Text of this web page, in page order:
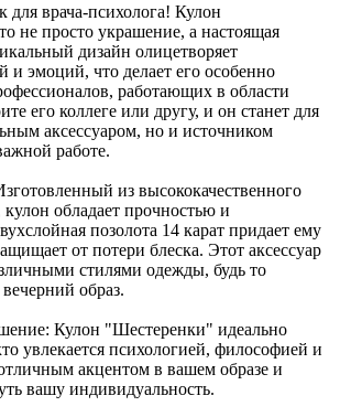
для врача-психолога! Кулон
не просто украшение, а настоящая
дизайн олицетворяет
и эмоций, что делает его особенно
работающих в области
его коллеге или другу, и он станет для
аксессуаром, но и источником
работе.
из высококачественного
обладает прочностью и
позолота 14 карат придает ему
от потери блеска. Этот аксессуар
стилями одежды, будь то
образ.
Кулон "Шестеренки" идеально
увлекается психологией, философией и
акцентом в вашем образе и
вашу индивидуальность.